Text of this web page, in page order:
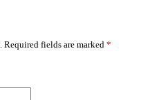
Required fields are marked *